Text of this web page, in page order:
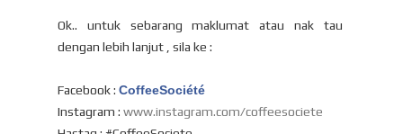
Ok.. untuk sebarang maklumat atau nak tau
dengan lebih lanjut , sila ke :
Facebook : CoffeeSociété
Instagram : www.instagram.com/coffeesociete